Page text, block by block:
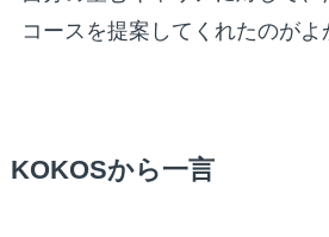
コースを提案してくれたのがよ
KOKOSから一言